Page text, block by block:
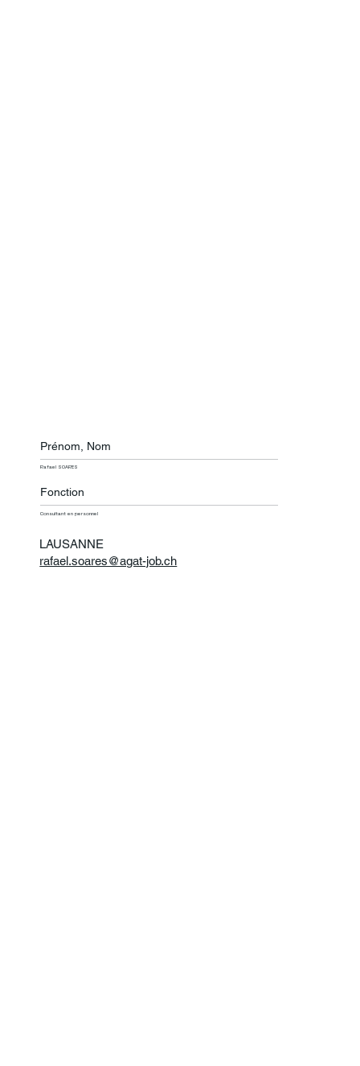
Prénom, Nom
Rafael SOARES
Fonction
Consultant en personnel
LAUSANNE
rafael.soares@agat-job.ch